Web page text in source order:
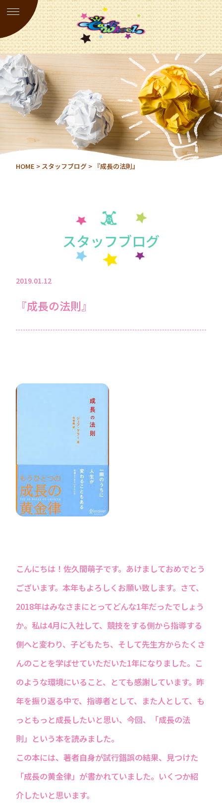
HOME > スタッフブログ > 『成長の法則』
スタッフブログ
2019.01.12
『成長の法則』
こんにちは！佐久間萌子です。あけましておめでとう
ございます。本年もよろしくお願い致します。さて、
2018年はみなさまにとってどんな1年だったでしょう
か。私は4月に入社して、競技をする側から指導する
側へと変わり、子どもたち、そして先生方からたくさ
んのことを学ばせていただいた1年になりました。こ
のような環境にいること、とても感謝しています。昨
年を振り返る中で、指導者として、また人として、も
っともっと成長したいと思い、今回、「成長の法
則」という本を読みました。
この本には、著者自身が試行錯誤の結果、見つけた
「成長の黄金律」が書かれていました。いくつか紹
介したいと思います。